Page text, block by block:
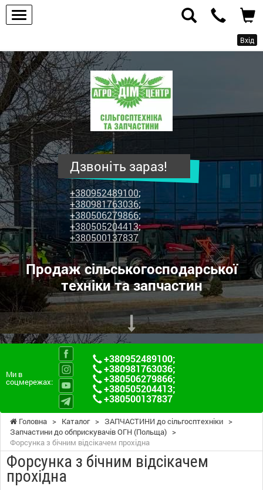
Вхід
ПП
"Агродім-
центр"
-
продаж
сільськогосподарської
техніки
та
запчастин
Дзвоніть зараз!
+380952489100;
+380981763036;
+380506279866;
+380505204413;
+380500137837
Продаж сільськогосподарської
техніки та запчастин
Ми в
соцмережах:
+380952489100;
+380981763036;
+380506279866;
+380505204413;
+380500137837
Головна > Каталог > ЗАПЧАСТИНИ до сільгосптехніки >
Запчастини до обприскувачів ОГН (Польща) >
Форсунка з бічним відсікачем прохідна
Форсунка з бічним відсікачем
прохідна